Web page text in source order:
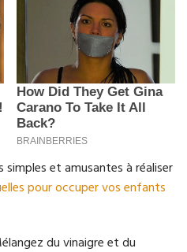
et amusantes à réaliser
pour occuper vos enfants
du vinaigre et du